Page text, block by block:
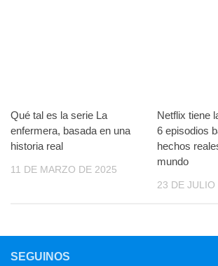
Qué tal es la serie La
enfermera, basada en una
historia real
11 DE MARZO DE 2025
Netflix tiene
6 episodios
hechos
mundo
23 DE JULIO
SEGUINOS